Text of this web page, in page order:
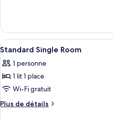
chambre :
Standard
Twin
Room
le
type
de
Standard
Twin
Afficher
toutes
les
photos
pour
ce
5
Standard Single Room
1 personne
1 lit 1 place
Wi-Fi gratuit
Plus de détails
Plus